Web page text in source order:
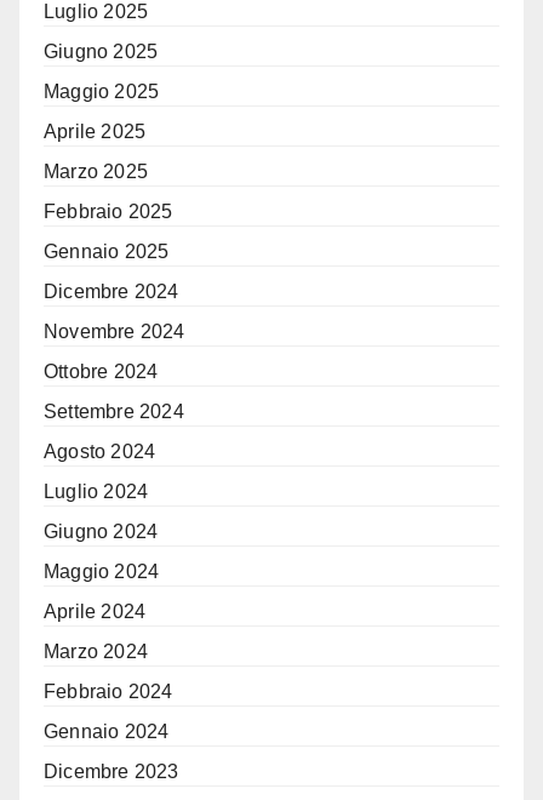
Luglio 2025
Giugno 2025
Maggio 2025
Aprile 2025
Marzo 2025
Febbraio 2025
Gennaio 2025
Dicembre 2024
Novembre 2024
Ottobre 2024
Settembre 2024
Agosto 2024
Luglio 2024
Giugno 2024
Maggio 2024
Aprile 2024
Marzo 2024
Febbraio 2024
Gennaio 2024
Dicembre 2023